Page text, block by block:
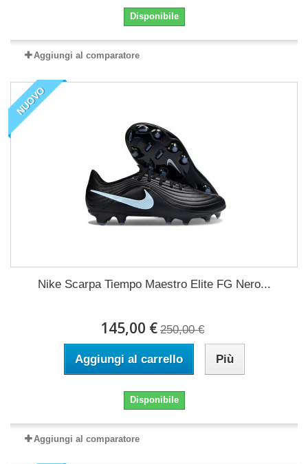
Disponibile
Aggiungi al comparatore
NUOVO
Nike Scarpa Tiempo Maestro Elite FG Nero...
145,00 € 250,00 €
Aggiungi al carrello Più
Disponibile
Aggiungi al comparatore